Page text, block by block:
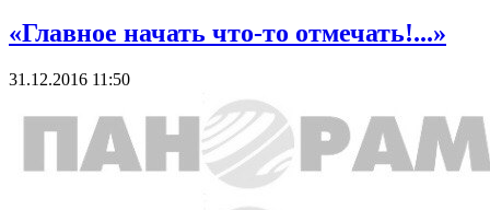
«Главное начать что-то отмечать!...»
31.12.2016 11:50